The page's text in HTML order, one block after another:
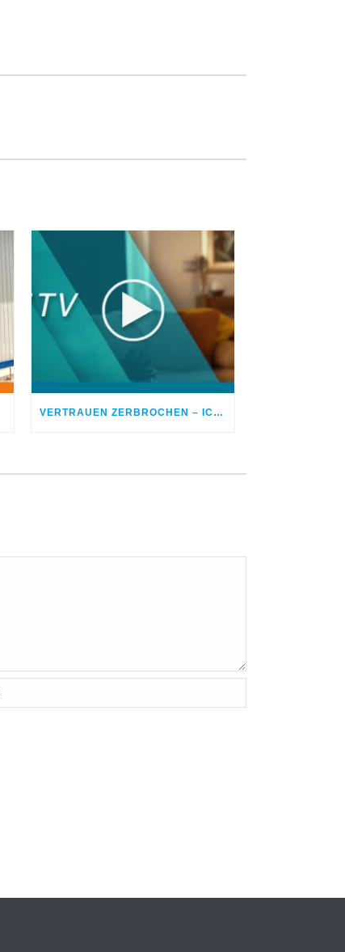
VERTRAUEN ZERBROCHEN – ICH BETROG MEINEN EHEPARTNER